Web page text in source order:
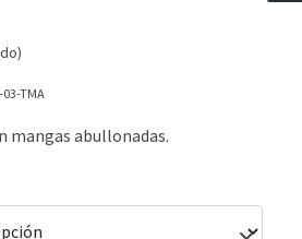
TMA
mangas abullonadas.